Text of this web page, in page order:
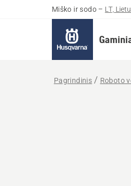
Miško ir sodo – LT,
Pagrindinis Roboto